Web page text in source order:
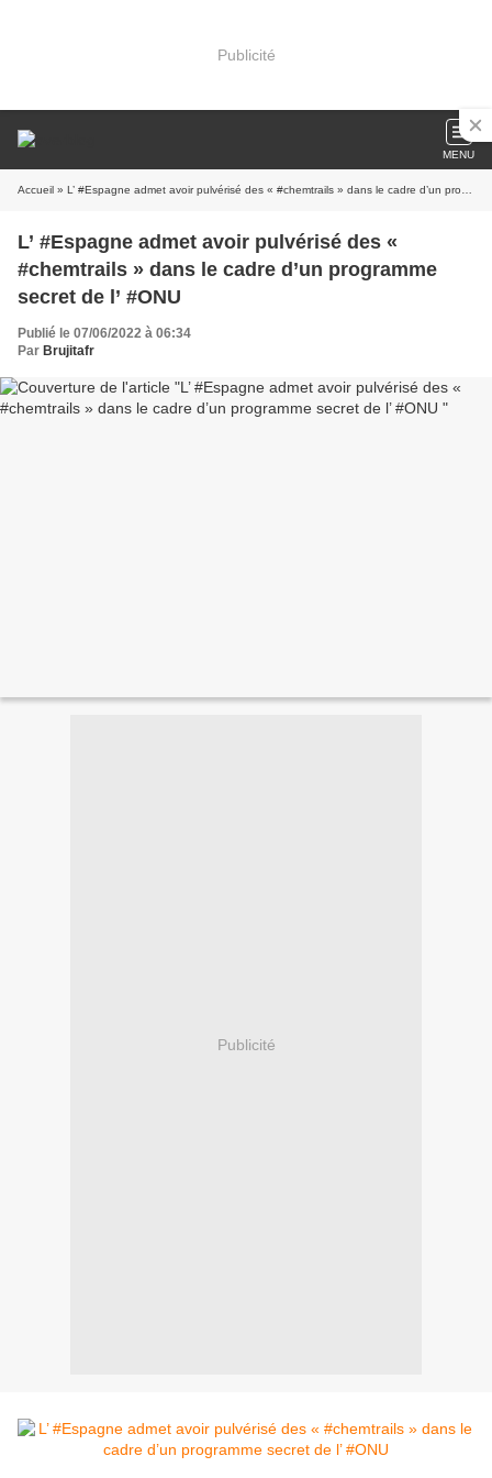
Publicité
MENU
Accueil » L’ #Espagne admet avoir pulvérisé des « #chemtrails » dans le cadre d’un programme secret de l’ #ONU
L’ #Espagne admet avoir pulvérisé des «
#chemtrails » dans le cadre d’un programme
secret de l’ #ONU
Publié le 07/06/2022 à 06:34
Par Brujitafr
Publicité